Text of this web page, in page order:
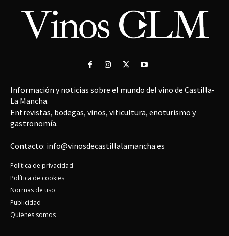
Información y noticias sobre el mundo del vino de Castilla-
La Mancha.
Entrevistas, bodegas, vinos, viticultura, enoturismo y
gastronomía.
Contacto: info@vinosdecastillalamancha.es
Política de privacidad
Política de cookies
Normas de uso
Publicidad
Quiénes somos